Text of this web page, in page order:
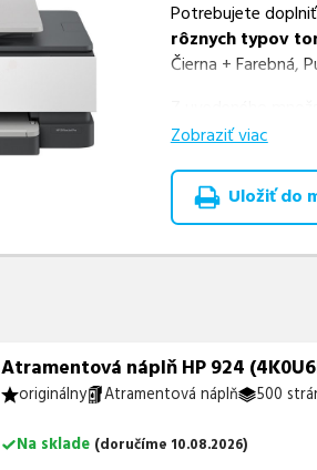
Potrebujete
rôznych typov
Čierna + Farebná,
Celá táto
produktu nás
Vieme, že pri
Ak si pri výbere
najlepšie riešenie.
Zobraziť viac
Uložiť do
Atramentová náplň HP 924
originálny Atramentová náplň 500
Na sklade (doručíme 10.08.2026)